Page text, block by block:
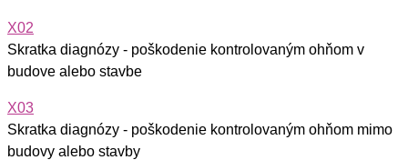
X02
Skratka diagnózy - poškodenie kontrolovaným ohňom v
budove alebo stavbe
X03
Skratka diagnózy - poškodenie kontrolovaným ohňom mimo
budovy alebo stavby